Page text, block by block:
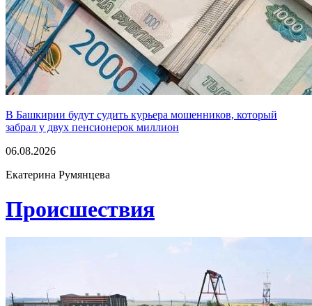
В Башкирии будут судить курьера мошенников, который
забрал у двух пенсионерок миллион
06.08.2026
Екатерина Румянцева
Проиcшествия